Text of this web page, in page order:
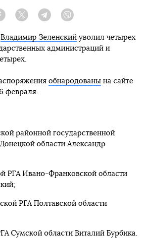
Facebook Twitter Telegram
Владимир Зеленский уволил четырех
администраций и
обнародованы на сайте
февраля.
районной государственной
области Александр
РГА Ивано-Франковской области
РГА Полтавской области
Сумской области Виталий Бурбика.